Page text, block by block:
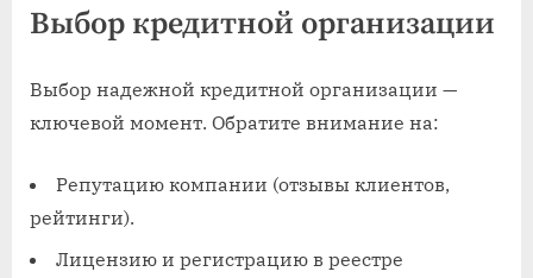
Выбор кредитной организации
Выбор надежной кредитной организации —
ключевой момент. Обратите внимание на:
Репутацию компании (отзывы клиентов,
рейтинги).
Лицензию и регистрацию в реестре